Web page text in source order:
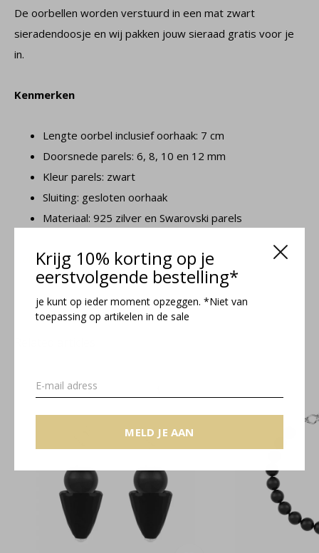
Krijg 10% korting op je
eerstvolgende bestelling*
je kunt op ieder moment opzeggen. *Niet van
toepassing op artikelen in de sale
MELD JE AAN
De oorbellen worden verstuurd in een mat zwart
sieradendoosje en wij pakken jouw sieraad gratis voor je
in.
Kenmerken
Lengte oorbel inclusief oorhaak: 7 cm
Doorsnede parels: 6, 8, 10 en 12 mm
Kleur parels: zwart
Sluiting: gesloten oorhaak
Materiaal: 925 zilver en Swarovski parels
Nora collectie